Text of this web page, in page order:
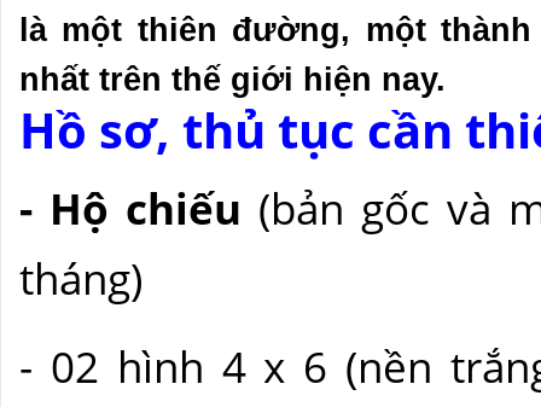
là một thiên đường, một
nhất trên thế giới hiện nay.
Hồ sơ, thủ tục cần
- Hộ chiếu (bản gốc và
tháng)
- 02 hình 4 x 6 (nền